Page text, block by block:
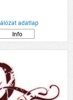
adatlap
Info